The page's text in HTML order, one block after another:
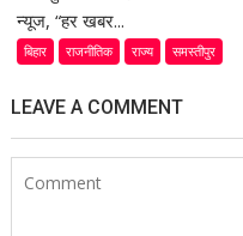
न्यूज, “हर खबर...
बिहार राजनीतिक राज्य समस्तीपुर
LEAVE A COMMENT